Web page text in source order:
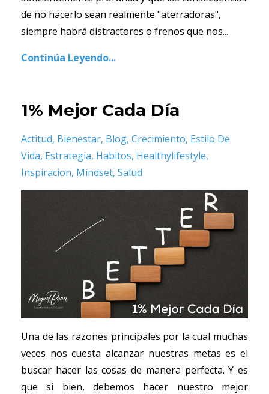
de no hacerlo sean realmente "aterradoras",
siempre habrá distractores o frenos que nos...
Continúa Leyendo...
1% Mejor Cada Día
Actitud Bienestar Blog Crecimiento Estilo De
Vida Estrategia Habitos Healthylifestyle
Inspiracion Mindset Salud
Una de las razones principales por la cual muchas
veces nos cuesta alcanzar nuestras metas es el
buscar hacer las cosas de manera perfecta. Y es
que si bien, debemos hacer nuestro mejor